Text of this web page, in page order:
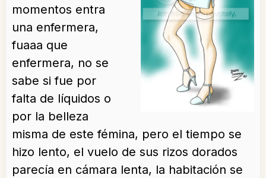
momentos entra
una enfermera,
fuaaa que
enfermera, no se
sabe si fue por
falta de líquidos o
por la belleza
misma de este fémina, pero el tiempo se
hizo lento, el vuelo de sus rizos dorados
parecía en cámara lenta, la habitación se